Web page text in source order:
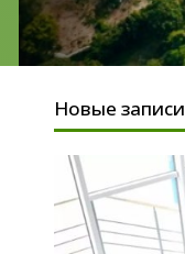
Новые записи